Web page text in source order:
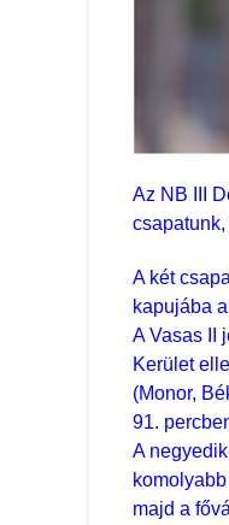
Az NB III
A két
kapujába
A Vasas II
Kerület
(Monor,
91.
A
majd a